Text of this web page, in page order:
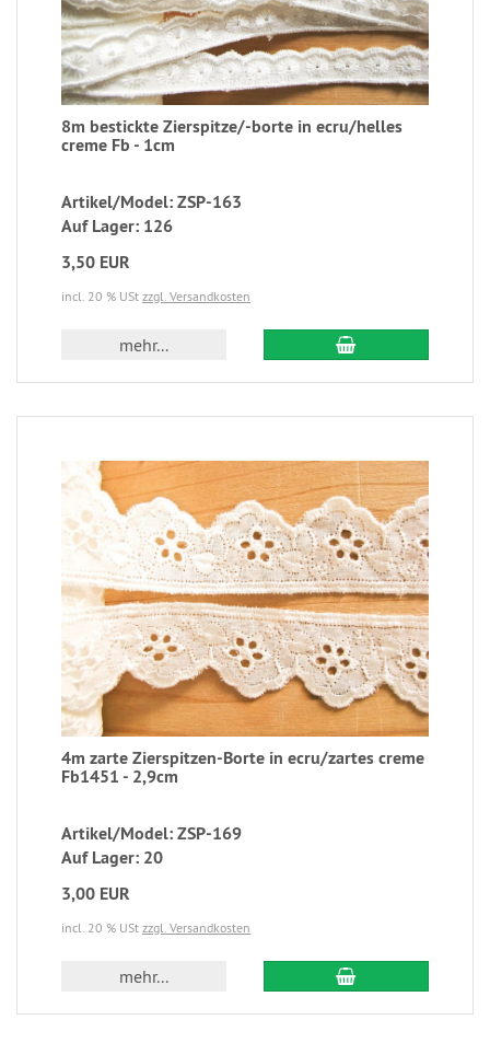
8m bestickte Zierspitze/-borte in ecru/helles
creme Fb - 1cm
Artikel/Model: ZSP-163
Auf Lager: 126
3,50 EUR
incl. 20 % USt zzgl. Versandkosten
mehr...
4m zarte Zierspitzen-Borte in ecru/zartes creme
Fb1451 - 2,9cm
Artikel/Model: ZSP-169
Auf Lager: 20
3,00 EUR
incl. 20 % USt zzgl. Versandkosten
mehr...